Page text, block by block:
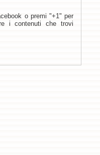
o premi "+1" per
i contenuti che trovi